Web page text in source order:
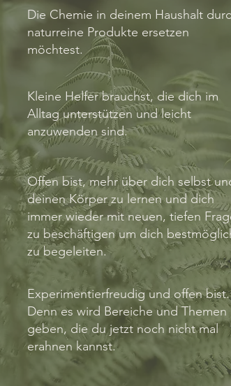
Die Chemie in deinem Haushalt
naturreine Produkte ersetzen
möchtest.
Kleine Helfer brauchst, die dich im
Alltag unterstützen und leicht
anzuwenden sind.
Offen bist, mehr über dich selbst
deinen Körper zu lernen und dich
immer wieder mit neuen, tiefen
zu beschäftigen um dich
zu begeleiten.
Experimentierfreudig und offen bist.
Denn es wird Bereiche und Themen
geben, die du jetzt noch nicht mal
erahnen kannst.